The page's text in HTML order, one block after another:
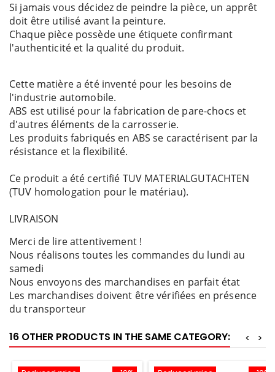
Si jamais vous décidez de peindre la pièce, un apprêt
doit être utilisé avant la peinture.
Chaque pièce possède une étiquete confirmant
l'authenticité et la qualité du produit.
Cette matière a été inventé pour les besoins de
l'industrie automobile.
ABS est utilisé pour la fabrication de pare-chocs et
d'autres éléments de la carrosserie.
Les produits fabriqués en ABS se caractérisent par la
résistance et la flexibilité.
Ce produit a été certifié TUV MATERIALGUTACHTEN
(TUV homologation pour le matériau).
LIVRAISON
Merci de lire attentivement !
Nous réalisons toutes les commandes du lundi au
samedi
Nous envoyons des marchandises en parfait état
Les marchandises doivent être vérifiées en présence
du transporteur
16 OTHER PRODUCTS IN THE SAME CATEGORY: >
<